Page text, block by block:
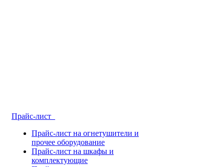
Прайс-лист
Прайс-лист на огнетушители и
прочее оборудование
Прайс-лист на шкафы и
комплектующие